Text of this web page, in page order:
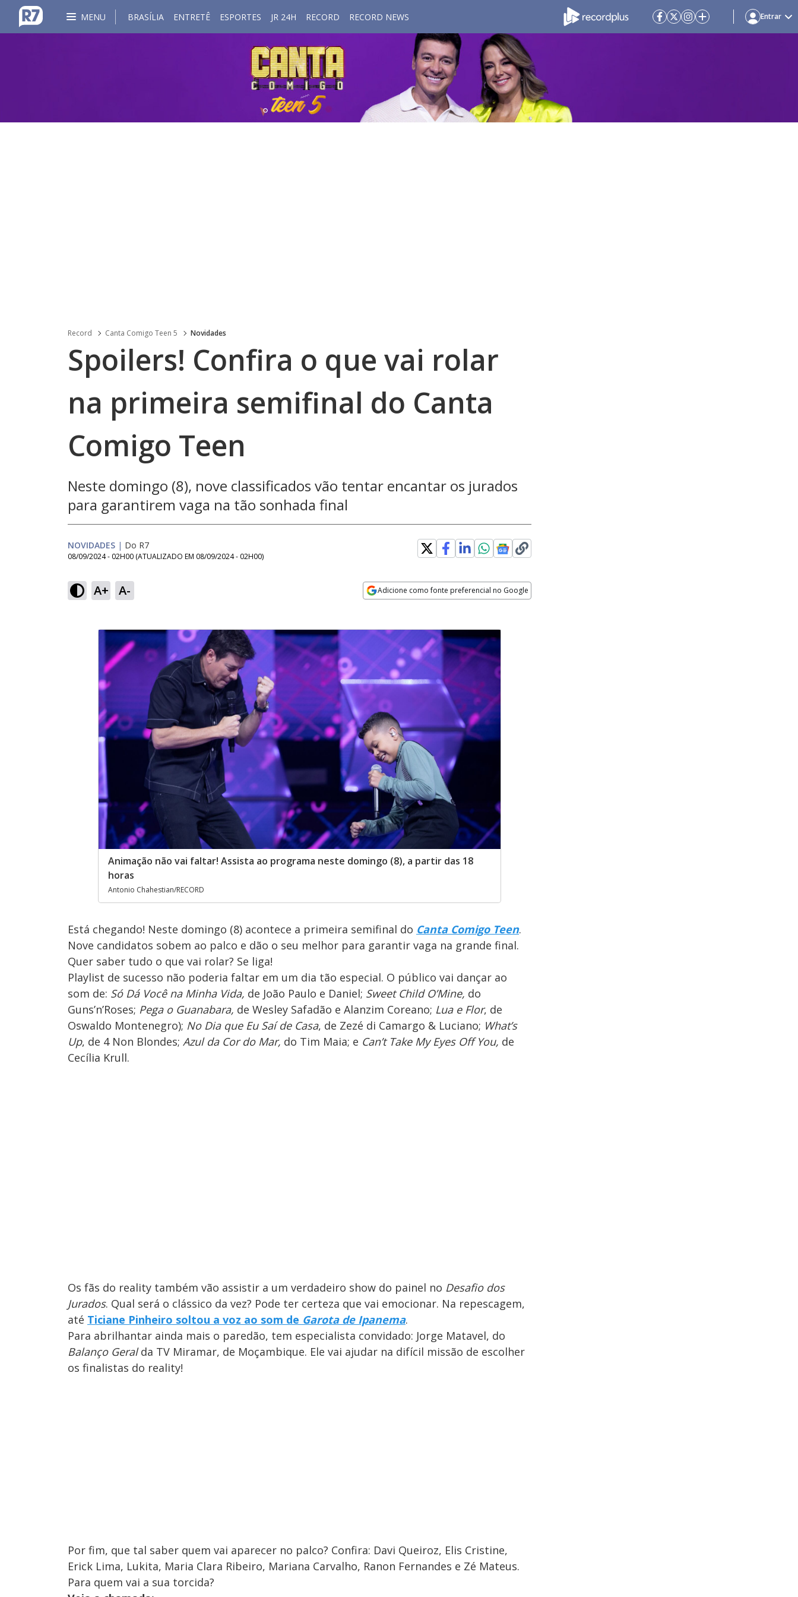
MENU BRASÍLIA ENTRETÊ ESPORTES JR 24H RECORD RECORD NEWS Entrar
Record Canta Comigo Teen 5 Novidades
Spoilers! Confira o que vai rolar
na primeira semifinal do Canta
Comigo Teen
Neste domingo (8), nove classificados vão tentar encantar os jurados
para garantirem vaga na tão sonhada final
NOVIDADES | Do R7
08/09/2024 - 02H00 (ATUALIZADO EM 08/09/2024 - 02H00)
A+ A- Adicione como fonte preferencial no Google
Animação não vai faltar! Assista ao programa neste domingo (8), a partir das 18
horas
Antonio Chahestian/RECORD
Está chegando! Neste domingo (8) acontece a primeira semifinal do Canta Comigo Teen.
Nove candidatos sobem ao palco e dão o seu melhor para garantir vaga na grande final.
Quer saber tudo o que vai rolar? Se liga!
Playlist de sucesso não poderia faltar em um dia tão especial. O público vai dançar ao
som de: Só Dá Você na Minha Vida, de João Paulo e Daniel; Sweet Child O’Mine, do
Guns’n’Roses; Pega o Guanabara, de Wesley Safadão e Alanzim Coreano; Lua e Flor, de
Oswaldo Montenegro); No Dia que Eu Saí de Casa, de Zezé di Camargo & Luciano; What’s
Up, de 4 Non Blondes; Azul da Cor do Mar, do Tim Maia; e Can’t Take My Eyes Off You, de
Cecília Krull.
Os fãs do reality também vão assistir a um verdadeiro show do painel no Desafio dos
Jurados. Qual será o clássico da vez? Pode ter certeza que vai emocionar. Na repescagem,
até Ticiane Pinheiro soltou a voz ao som de Garota de Ipanema.
Para abrilhantar ainda mais o paredão, tem especialista convidado: Jorge Matavel, do
Balanço Geralda TV Miramar, de Moçambique. Ele vai ajudar na difícil missão de escolher
os finalistas do reality!
Por fim, que tal saber quem vai aparecer no palco? Confira: Davi Queiroz, Elis Cristine,
Erick Lima, Lukita, Maria Clara Ribeiro, Mariana Carvalho, Ranon Fernandes e Zé Mateus.
Para quem vai a sua torcida?